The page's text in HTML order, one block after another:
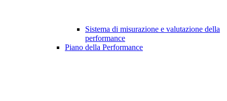
Sistema di misurazione e valutazione della
performance
Piano della Performance